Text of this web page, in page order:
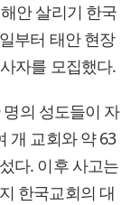
안 살리기 한국
부터 태안 현장
자를 모집했다.
의 성도들이 자
개 교회와 약 63
다. 이후 사고는
한국교회의 대